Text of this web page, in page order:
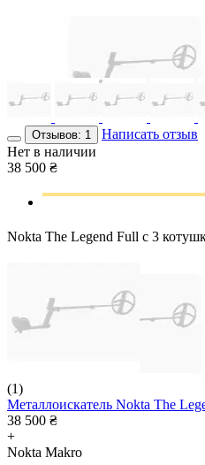
Отзывов: 1
Написать отзыв
Нет в наличии
38 500 ₴
Nokta The Legend Full с 3
(1)
Металлоискатель Nokta The
38 500 ₴
+
Nokta Makro